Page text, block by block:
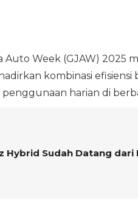
Auto Week (GJAW) 2025
kombinasi efisiensi
harian di
Hybrid Sudah Datang dari